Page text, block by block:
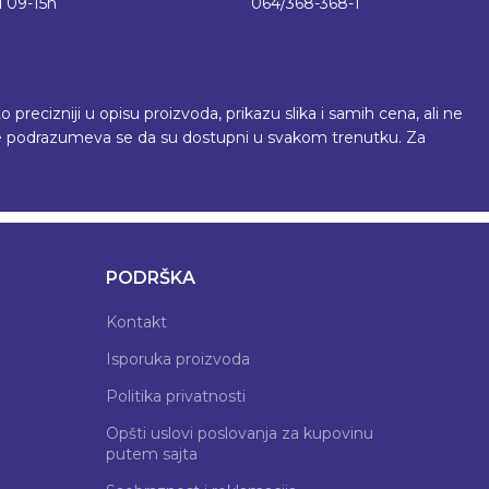
u opisu proizvoda, prikazu slika i samih cena, ali ne
se da su dostupni u svakom trenutku. Za
PODRŠKA
Kontakt
Isporuka proizvoda
Politika privatnosti
Opšti uslovi poslovanja za kupovinu
putem sajta